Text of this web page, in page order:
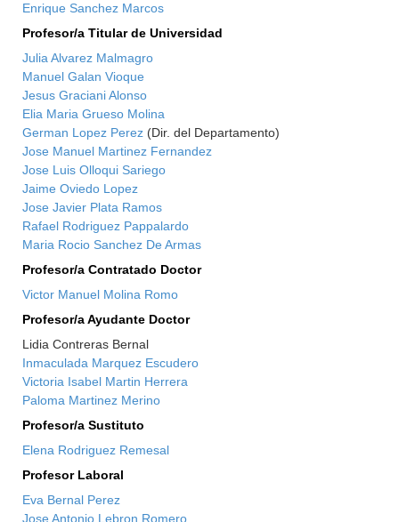
Enrique Sanchez Marcos
Profesor/a Titular de Universidad
Julia Alvarez Malmagro
Manuel Galan Vioque
Jesus Graciani Alonso
Elia Maria Grueso Molina
German Lopez Perez (Dir. del Departamento)
Jose Manuel Martinez Fernandez
Jose Luis Olloqui Sariego
Jaime Oviedo Lopez
Jose Javier Plata Ramos
Rafael Rodriguez Pappalardo
Maria Rocio Sanchez De Armas
Profesor/a Contratado Doctor
Victor Manuel Molina Romo
Profesor/a Ayudante Doctor
Lidia Contreras Bernal
Inmaculada Marquez Escudero
Victoria Isabel Martin Herrera
Paloma Martinez Merino
Profesor/a Sustituto
Elena Rodriguez Remesal
Profesor Laboral
Eva Bernal Perez
Jose Antonio Lebron Romero